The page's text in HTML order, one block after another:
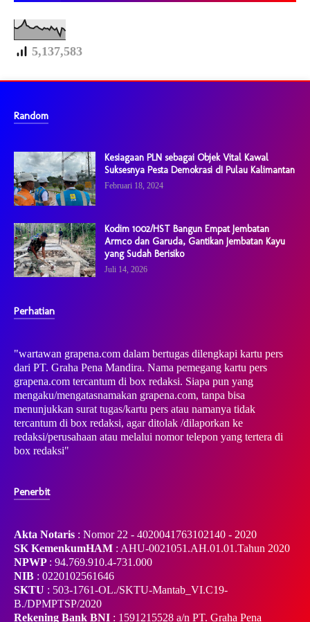
5,137,583
Random
Kesiagaan PLN sebagai Objek Vital Kawal
Suksesnya Pesta Demokrasi dI Pulau Kalimantan
Februari 18, 2024
Kodim 1002/HST Bangun Empat Jembatan
Armco dan Garuda, Gantikan Jembatan Kayu
yang Sudah Berisiko
Juli 14, 2026
Perhatian
"wartawan grapena.com dalam bertugas dilengkapi kartu pers
dari PT. Graha Pena Mandira. Nama pemegang kartu pers
grapena.com tercantum di box redaksi. Siapa pun yang
mengaku/mengatasnamakan grapena.com, tanpa bisa
menunjukkan surat tugas/kartu pers atau namanya tidak
tercantum di box redaksi, agar ditolak /dilaporkan ke
redaksi/perusahaan atau melalui nomor telepon yang tertera di
box redaksi"
Penerbit
Akta Notaris : Nomor 22 - 4020041763102140 - 2020
SK KemenkumHAM : AHU-0021051.AH.01.01.Tahun 2020
NPWP : 94.769.910.4-731.000
NIB : 0220102561646
SKTU : 503-1761-OL./SKTU-Mantab_VI.C19-
B./DPMPTSP/2020
Rekening Bank BNI : 1591215528 a/n PT. Graha Pena